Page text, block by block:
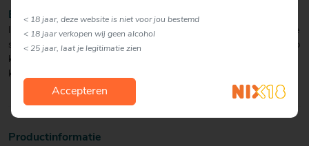
BIJZONDERHEDEN
In deze geschenkverpakking zit een fles (50cl) incl twee bijpassende
shotglazen. 't Nipperke bij voorkeur koud serveren, maar kan ook op
kamertempratuur gedronken worden. Na openen donker (eventueel
koel) bewaren.
Productinformatie
< 18 jaar, deze website is niet voor jou bestemd
< 18 jaar verkopen wij geen alcohol
< 25 jaar, laat je legitimatie zien
Accepteren